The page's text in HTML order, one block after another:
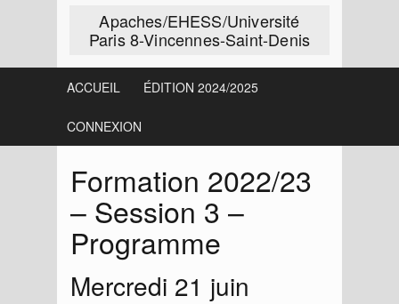
Apaches/EHESS/Université
Paris 8-Vincennes-Saint-Denis
ACCUEIL ÉDITION 2024/2025
CONNEXION
Formation 2022/23
– Session 3 –
Programme
Mercredi 21 juin